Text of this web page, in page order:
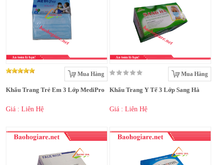
Mua Hàng
Khẩu Trang Trẻ Em 3 Lớp MediPro
Giá : Liên Hệ
Mua Hàng
Khẩu Trang Y Tế 3 Lớp Sang Hà
Giá : Liên Hệ